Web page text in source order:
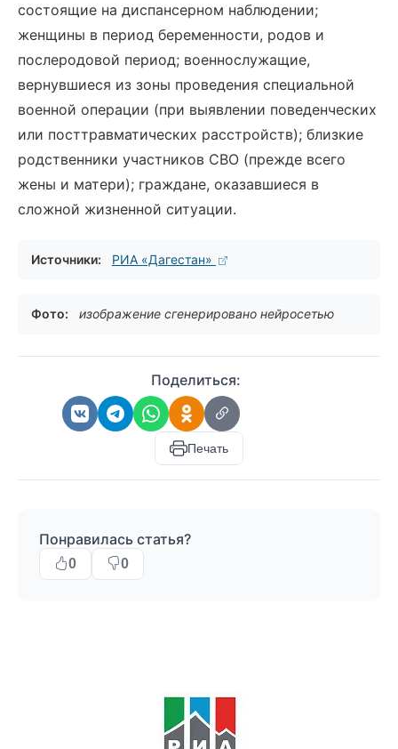
состоящие на диспансерном наблюдении;
женщины в период беременности, родов и
послеродовой период; военнослужащие,
вернувшиеся из зоны проведения специальной
военной операции (при выявлении поведенческих
или посттравматических расстройств); близкие
родственники участников СВО (прежде всего
жены и матери); граждане, оказавшиеся в
сложной жизненной ситуации.
Источники: РИА «Дагестан»
Фото: изображение сгенерировано нейросетью
Поделиться:
Печать
Понравилась статья?
0 0